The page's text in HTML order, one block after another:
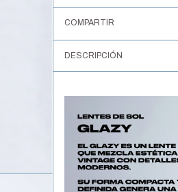
COMPARTIR
DESCRIPCIÓN